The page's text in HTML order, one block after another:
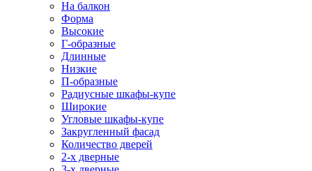
На балкон
Форма
Высокие
Г-образные
Длинные
Низкие
П-образные
Радиусные шкафы-купе
Широкие
Угловые шкафы-купе
Закругленный фасад
Количество дверей
2-х дверные